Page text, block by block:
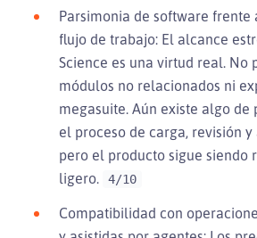
Parsimonia de software frente
flujo de trabajo: El alcance
Science es una virtud real. No
módulos no relacionados ni
megasuite. Aún existe algo de
el proceso de carga, revisión
pero el producto sigue siendo
ligero.
4/10
Compatibilidad con